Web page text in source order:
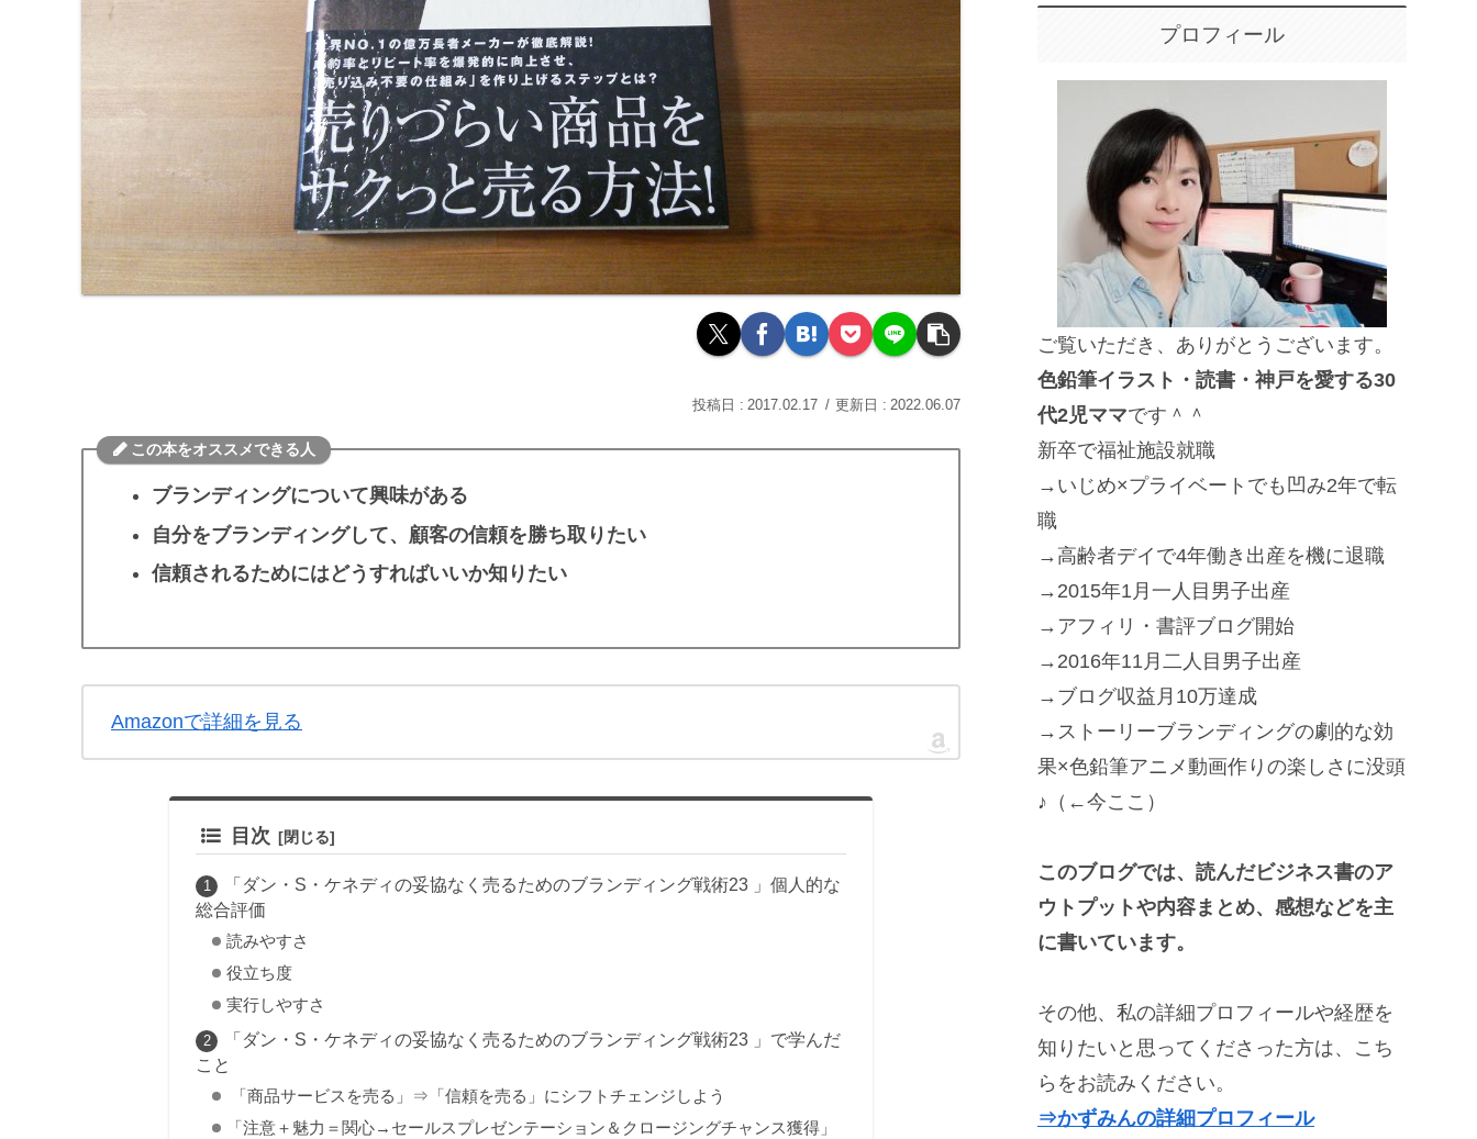
2017.02.17 2022.06.07
この本をオススメできる人
ブランディングについて興味がある
自分をブランディングして、顧客の信頼を勝ち取りたい
信頼されるためにはどうすればいいか知りたい
Amazonで詳細を見る
目次
「ダン・S・ケネディの妥協なく売るためのブランディング戦術23 」個人的な
総合評価
読みやすさ
役立ち度
実行しやすさ
「ダン・S・ケネディの妥協なく売るためのブランディング戦術23 」で学んだ
こと
「商品サービスを売る」⇒「信頼を売る」にシフトチェンジしよう
「注意＋魅力＝関心→セールスプレゼンテーション＆クロージングチャンス獲得」
プロフィール
ご覧いただき、ありがとうございます。
色鉛筆イラスト・読書・神戸を愛する30
代2児ママです＾＾
新卒で福祉施設就職
→いじめ×プライベートでも凹み2年で転
職
→高齢者デイで4年働き出産を機に退職
→2015年1月一人目男子出産
→アフィリ・書評ブログ開始
→2016年11月二人目男子出産
→ブログ収益月10万達成
→ストーリーブランディングの劇的な効
果×色鉛筆アニメ動画作りの楽しさに没頭
♪（←今ここ）
このブログでは、読んだビジネス書のア
ウトプットや内容まとめ、感想などを主
に書いています。
その他、私の詳細プロフィールや経歴を
知りたいと思ってくださった方は、こち
らをお読みください。
⇒かずみんの詳細プロフィール